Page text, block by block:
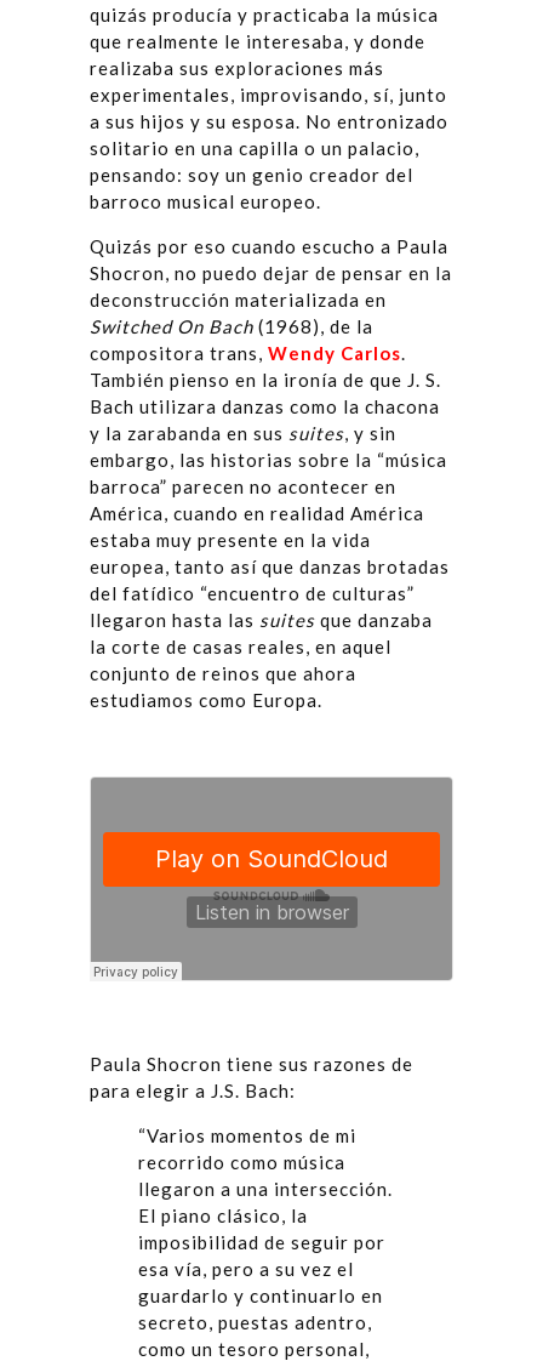
quizás producía y practicaba la música
que realmente le interesaba, y donde
realizaba sus exploraciones más
experimentales, improvisando, sí, junto
a sus hijos y su esposa. No entronizado
solitario en una capilla o un palacio,
pensando: soy un genio creador del
barroco musical europeo.
Quizás por eso cuando escucho a Paula
Shocron, no puedo dejar de pensar en la
deconstrucción materializada en
Switched On Bach (1968), de la
compositora trans, Wendy Carlos.
También pienso en la ironía de que J. S.
Bach utilizara danzas como la chacona
y la zarabanda en sus suites, y sin
embargo, las historias sobre la “música
barroca” parecen no acontecer en
América, cuando en realidad América
estaba muy presente en la vida
europea, tanto así que danzas brotadas
del fatídico “encuentro de culturas”
llegaron hasta las suites que danzaba
la corte de casas reales, en aquel
conjunto de reinos que ahora
estudiamos como Europa.
Paula Shocron tiene sus razones de
para elegir a J.S. Bach:
“Varios momentos de mi
recorrido como música
llegaron a una intersección.
El piano clásico, la
imposibilidad de seguir por
esa vía, pero a su vez el
guardarlo y continuarlo en
secreto, puestas adentro,
como un tesoro personal,